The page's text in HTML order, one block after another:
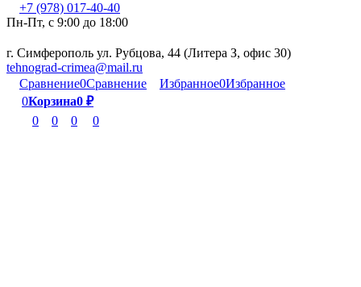
+7 (978) 017-40-40
Пн-Пт, c 9:00 до 18:00
г. Симферополь ул. Рубцова, 44 (Литера З, офис 30)
tehnograd-crimea@mail.ru
Сравнение0Сравнение Избранное0Избранное
0Корзина0 ₽
0
0 0 0